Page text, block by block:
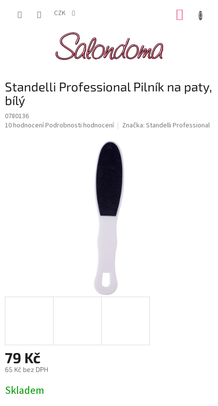
CZK
Standelli Professional Pilník na paty,
bílý
0780136
Průměrné
10 hodnoceníPodrobnosti hodnocení Značka: Standelli Professional
79 Kč
65 Kč bez DPH
cena:
Skladem